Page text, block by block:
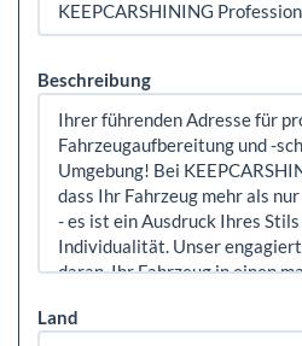
Beschreibung
Land